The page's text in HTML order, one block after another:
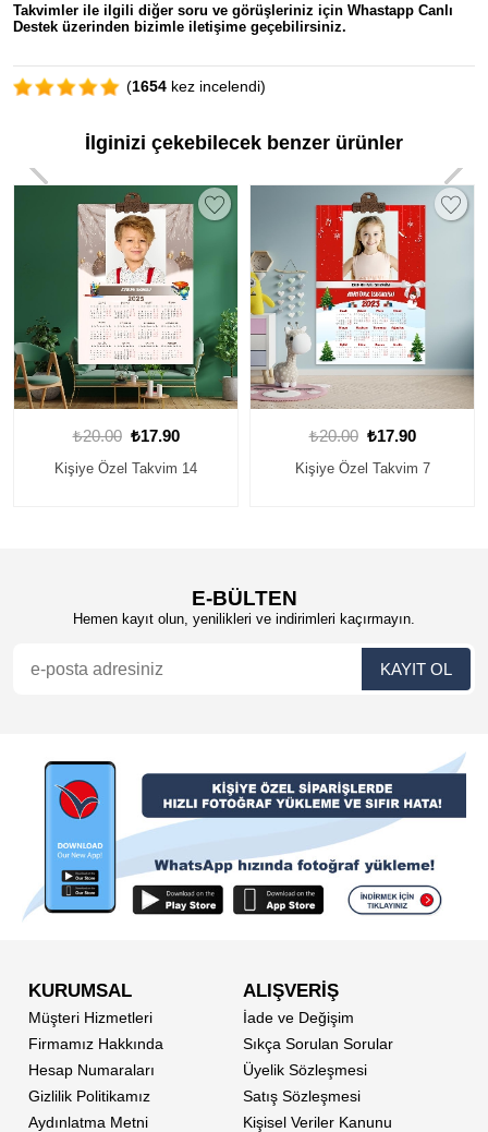
Takvimler ile ilgili diğer soru ve görüşleriniz için Whastapp Canlı
Destek üzerinden bizimle iletişime geçebilirsiniz.
(1654 kez incelendi)
İlginizi çekebilecek benzer ürünler
₺20.00 ₺17.90
Kişiye Özel Takvim 14
₺20.00 ₺17.90
Kişiye Özel Takvim 7
E-BÜLTEN
Hemen kayıt olun, yenilikleri ve indirimleri kaçırmayın.
KURUMSAL
Müşteri Hizmetleri
Firmamız Hakkında
Hesap Numaraları
Gizlilik Politikamız
Aydınlatma Metni
ALIŞVERİŞ
İade ve Değişim
Sıkça Sorulan Sorular
Üyelik Sözleşmesi
Satış Sözleşmesi
Kişisel Veriler Kanunu